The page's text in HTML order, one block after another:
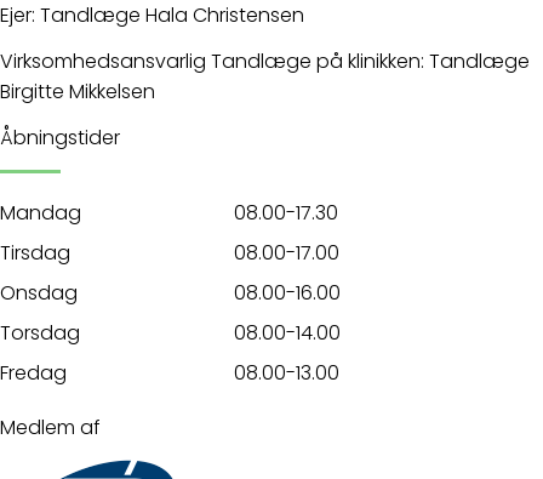
Ejer: Tandlæge Hala Christensen
Virksomhedsansvarlig Tandlæge på klinikken: Tandlæge
Birgitte Mikkelsen
Åbningstider
Mandag
08.00-17.30
Tirsdag
08.00-17.00
Onsdag
08.00-16.00
Torsdag
08.00-14.00
Fredag
08.00-13.00
Medlem af